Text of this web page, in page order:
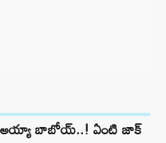
అయ్యా బాబోయ్..! ఏంటి జాక్